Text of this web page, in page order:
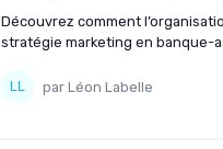
Découvrez comment
stratégie marketing en banque-
par Léon Labelle